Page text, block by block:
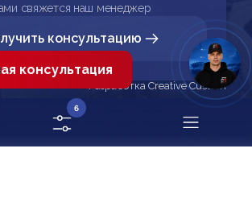
свяжется наш менеджер
консультацию
Разработка Creative Custom
6
консультация